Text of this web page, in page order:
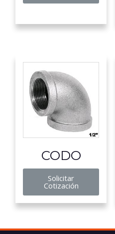
CODO
Solicitar
Cotización